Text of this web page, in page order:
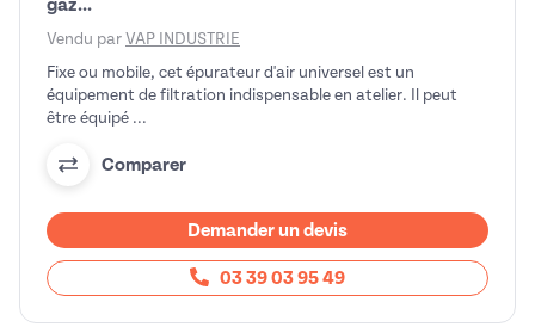
gaz...
Vendu par VAP INDUSTRIE
Fixe ou mobile, cet épurateur d'air universel est un
équipement de filtration indispensable en atelier. Il peut
être équipé ...
Comparer
Demander un devis
03 39 03 95 49